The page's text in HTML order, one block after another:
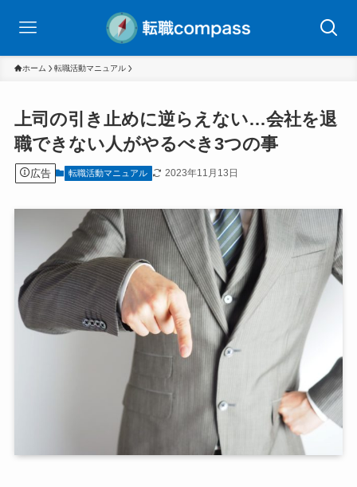
ホーム 転職活動マニュアル
上司の引き止めに逆らえない…会社を退
職できない人がやるべき3つの事
広告 転職活動マニュアル 2023年11月13日